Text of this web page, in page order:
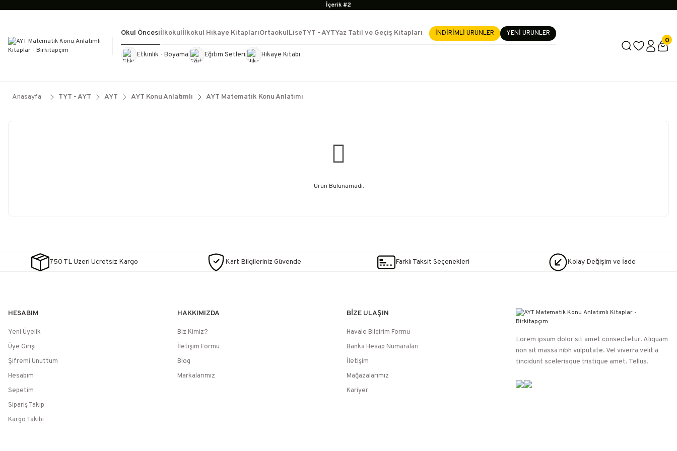
İçerik #2
2500 TL ÜZERİ KARGO BEDAVA
Okul Öncesi
Etkinlik - Boyama Eğitim Setleri Hikaye Kitabı
İlkokulİlkokul Hikaye KitaplarıOrtaokulLiseTYT - AYTYaz Tatil ve Geçiş Kitapları
Kültür KitaplarıKırtasiye Görevde Yükselme- Uzmanlık
İNDİRİMLİ ÜRÜNLER YENİ ÜRÜNLER
0
Anasayfa TYT - AYT AYT AYT Konu Anlatımlı AYT Matematik Konu Anlatımı
Ürün Bulunamadı.
750 TL Üzeri Ücretsiz Kargo Kart Bilgileriniz Güvende Farklı Taksit Seçenekleri Kolay Değişim ve İade
HESABIM
Yeni Üyelik
Üye Girişi
Şifremi Unuttum
Hesabım
Sepetim
Sipariş Takip
Kargo Takibi
HAKKIMIZDA
Biz Kimiz?
İletişim Formu
Blog
Markalarımız
BİZE ULAŞIN
Havale Bildirim Formu
Banka Hesap Numaraları
İletişim
Mağazalarımız
Kariyer
Lorem ipsum dolor sit amet consectetur. Aliquam
non sit massa nibh vulputate. Vel viverra velit a
tincidunt scelerisque tristique amet. Tellus.